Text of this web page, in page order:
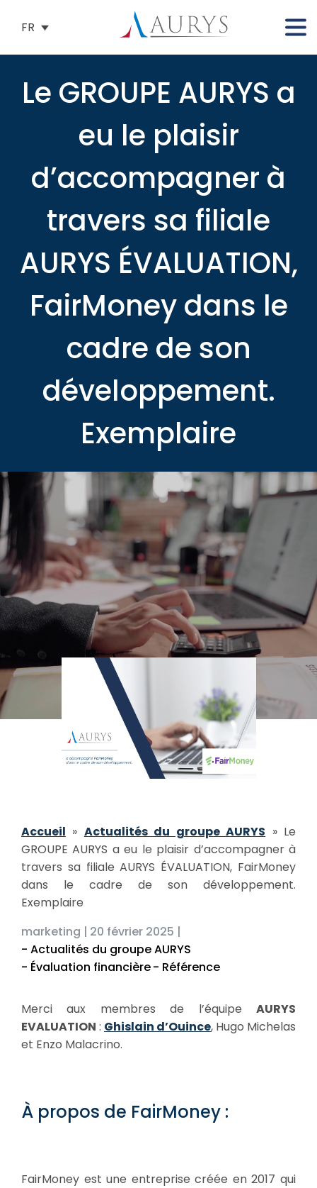
FR
Le GROUPE AURYS a
eu le plaisir
d’accompagner à
travers sa filiale
AURYS ÉVALUATION,
FairMoney dans le
cadre de son
développement.
Exemplaire
Accueil » Actualités du groupe AURYS » Le
GROUPE AURYS a eu le plaisir d’accompagner à
travers sa filiale AURYS ÉVALUATION, FairMoney
dans le cadre de son développement.
Exemplaire
marketing | 20 février 2025 |
- Actualités du groupe AURYS
- Évaluation financière- Référence
Merci aux membres de l’équipe AURYS
EVALUATION : Ghislain d’Ouince, Hugo Michelas
et Enzo Malacrino.
À propos de FairMoney :
FairMoney est une entreprise créée en 2017 qui